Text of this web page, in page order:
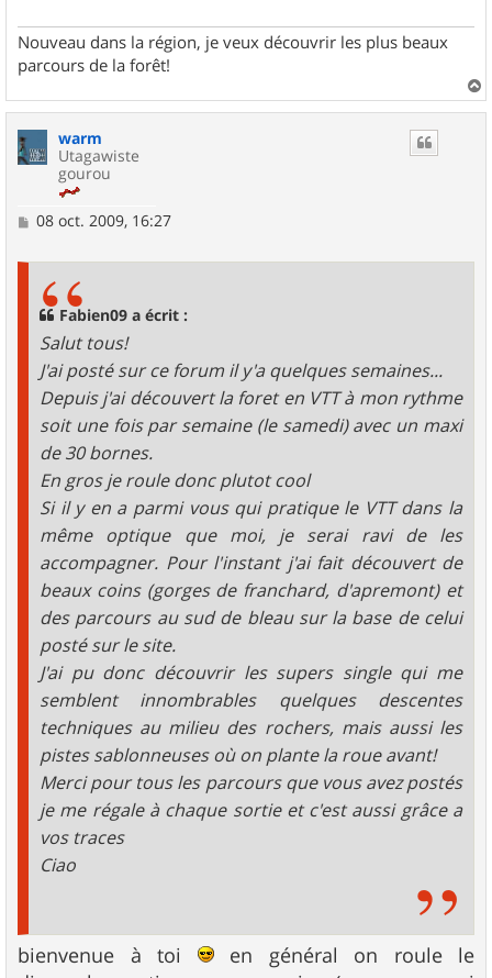
Nouveau dans la région, je veux découvrir les plus beaux
parcours de la forêt!
a
warm
Utagawiste
gourou
M
08 oct. 2009, 16:27
Fabien09 a écrit :
Salut tous!
J'ai posté sur ce forum il y'a quelques semaines...
Depuis j'ai découvert la foret en VTT à mon rythme
soit une fois par semaine (le samedi) avec un maxi
de 30 bornes.
En gros je roule donc plutot cool
Si il y en a parmi vous qui pratique le VTT dans la
même optique que moi, je serai ravi de les
accompagner. Pour l'instant j'ai fait découvert de
beaux coins (gorges de franchard, d'apremont) et
des parcours au sud de bleau sur la base de celui
posté sur le site.
J'ai pu donc découvrir les supers single qui me
semblent innombrables quelques descentes
techniques au milieu des rochers, mais aussi les
pistes sablonneuses où on plante la roue avant!
Merci pour tous les parcours que vous avez postés
je me régale à chaque sortie et c'est aussi grâce a
vos traces
Ciao
bienvenue à toi
en général on roule le